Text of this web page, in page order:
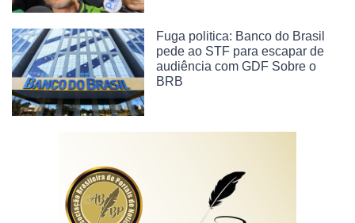
Fuga politica: Banco do Brasil
pede ao STF para escapar de
audiência com GDF Sobre o
BRB